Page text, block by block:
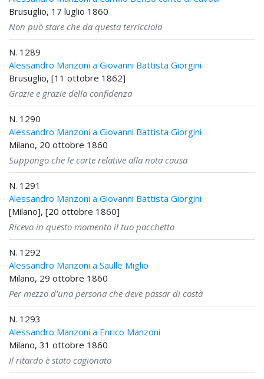
Brusuglio, 17 luglio 1860
Non può stare che da questa terricciola
N. 1289
Alessandro Manzoni a Giovanni Battista Giorgini
Brusuglio, [11 ottobre 1862]
Grazie e grazie della confidenza
N. 1290
Alessandro Manzoni a Giovanni Battista Giorgini
Milano, 20 ottobre 1860
Suppongo che le carte relative alla nota causa
N. 1291
Alessandro Manzoni a Giovanni Battista Giorgini
[Milano], [20 ottobre 1860]
Ricevo in questo momento il tuo pacchetto
N. 1292
Alessandro Manzoni a Saulle Miglio
Milano, 29 ottobre 1860
Per mezzo d'una persona che deve passar di costà
N. 1293
Alessandro Manzoni a Enrico Manzoni
Milano, 31 ottobre 1860
Il ritardo è stato cagionato